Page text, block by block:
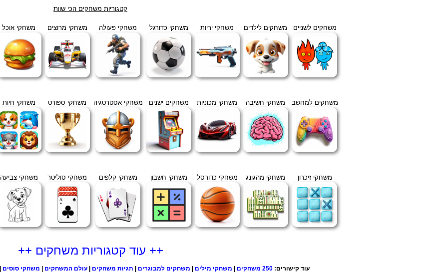
קטגוריות משחקים הכי שוות
משחקים לשניים משחקים לילדים משחקי יריות משחקי כדורגל משחקי פעולה משחקי מרוצים משחקי אוכל
משחקים למחשב משחקי חשיבה משחקי מכוניות משחקים ישנים משחקי אסטרטגיה משחקי ספורט משחקי חיות
משחקי זיכרון משחקי מהגונג משחקי כדורסל משחקי חשבון משחקי קלפים משחקי סוליטר משחקי צביעה
++ עוד קטגוריות משחקים ++
עוד קישורים:250 משחקים משחקי מילים משחקים למבוגרים תגיות משחקים |עולם המשחקים משחקי סוסים